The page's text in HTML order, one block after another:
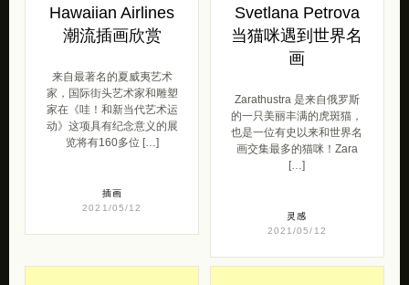
Hawaiian Airlines
潮流插画欣赏
来自最著名的夏威夷艺术
家，国际街头艺术家和雕塑
家在《哇！和新当代艺术运
动》这项具有纪念意义的展
览将有160多位 […]
插画
2021/05/12
Svetlana Petrova
当猫咪遇到世界名
画
Zarathustra 是来自俄罗斯
的一只美丽丰满的虎斑猫，
也是一位有史以来和世界名
画交集最多的猫咪！Zara
[…]
灵感
2021/05/12